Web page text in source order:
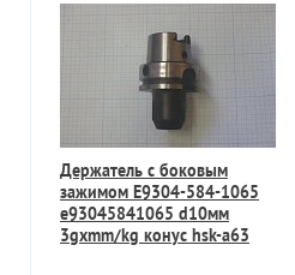
Держатель с боковым
зажимом E9304-584-1065
e93045841065 d10мм
3gхmm/kg конус hsk-a63